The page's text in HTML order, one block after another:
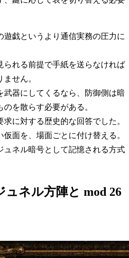
遊戯というより通信実務の圧力に
られる前提で手紙を送らなければ
せん。
武器にしてくるなら、防御側は暗
を散らす必要がある。
に対する歴史的な回答でした。
面を、場面ごとに付け替える。
ュネル暗号として記憶される方式
ネル方陣と mod 26